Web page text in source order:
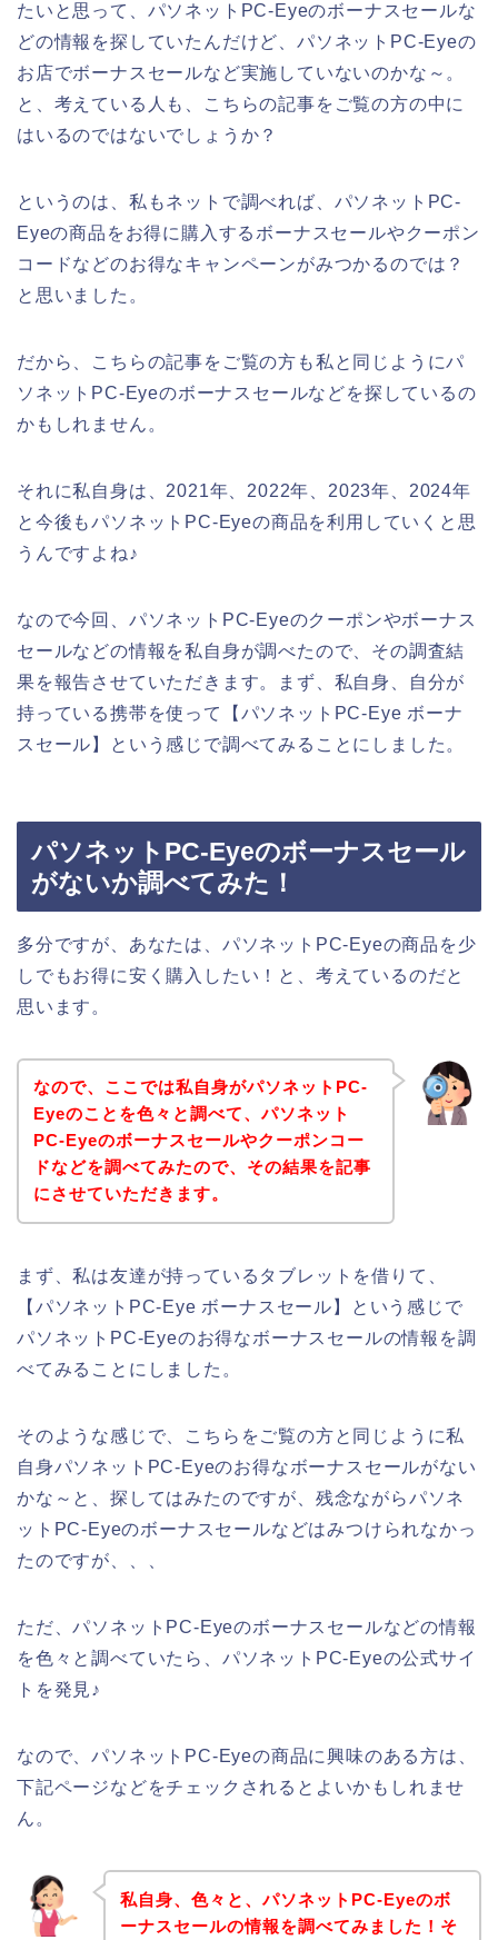
たいと思って、パソネットPC-Eyeのボーナスセールな
どの情報を探していたんだけど、パソネットPC-Eyeの
お店でボーナスセールなど実施していないのかな～。
と、考えている人も、こちらの記事をご覧の方の中に
はいるのではないでしょうか？
というのは、私もネットで調べれば、パソネットPC-
Eyeの商品をお得に購入するボーナスセールやクーポン
コードなどのお得なキャンペーンがみつかるのでは？
と思いました。
だから、こちらの記事をご覧の方も私と同じようにパ
ソネットPC-Eyeのボーナスセールなどを探しているの
かもしれません。
それに私自身は、2021年、2022年、2023年、2024年
と今後もパソネットPC-Eyeの商品を利用していくと思
うんですよね♪
なので今回、パソネットPC-Eyeのクーポンやボーナス
セールなどの情報を私自身が調べたので、その調査結
果を報告させていただきます。まず、私自身、自分が
持っている携帯を使って【パソネットPC-Eye ボーナ
スセール】という感じで調べてみることにしました。
パソネットPC-Eyeのボーナスセール
がないか調べてみた！
多分ですが、あなたは、パソネットPC-Eyeの商品を少
しでもお得に安く購入したい！と、考えているのだと
思います。
なので、ここでは私自身がパソネットPC-
Eyeのことを色々と調べて、パソネット
PC-Eyeのボーナスセールやクーポンコー
ドなどを調べてみたので、その結果を記事
にさせていただきます。
まず、私は友達が持っているタブレットを借りて、
【パソネットPC-Eye ボーナスセール】という感じで
パソネットPC-Eyeのお得なボーナスセールの情報を調
べてみることにしました。
そのような感じで、こちらをご覧の方と同じように私
自身パソネットPC-Eyeのお得なボーナスセールがない
かな～と、探してはみたのですが、残念ながらパソネ
ットPC-Eyeのボーナスセールなどはみつけられなかっ
たのですが、、、
ただ、パソネットPC-Eyeのボーナスセールなどの情報
を色々と調べていたら、パソネットPC-Eyeの公式サイ
トを発見♪
なので、パソネットPC-Eyeの商品に興味のある方は、
下記ページなどをチェックされるとよいかもしれませ
ん。
私自身、色々と、パソネットPC-Eyeのボ
ーナスセールの情報を調べてみました！そ